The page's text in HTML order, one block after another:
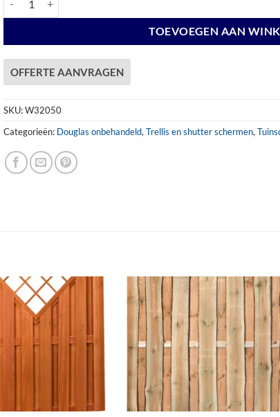
TOEVOEGEN AAN
OFFERTE AANVRAGEN
SKU:W32050
Categorieën: Douglas onbehandeld, Trellis en shutter schermen,